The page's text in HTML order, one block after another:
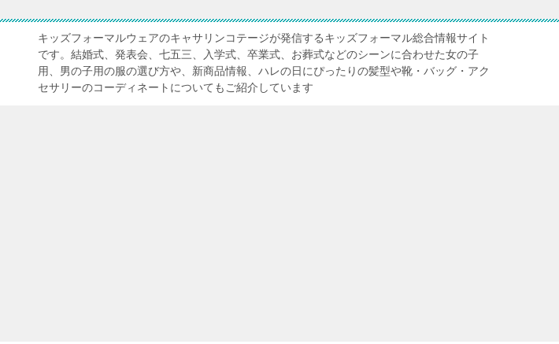
キッズフォーマルウェアのキャサリンコテージが発信するキッズフォーマル総合情報サイト
です。結婚式、発表会、七五三、入学式、卒業式、お葬式などのシーンに合わせた女の子
用、男の子用の服の選び方や、新商品情報、ハレの日にぴったりの髪型や靴・バッグ・アク
セサリーのコーディネートについてもご紹介しています